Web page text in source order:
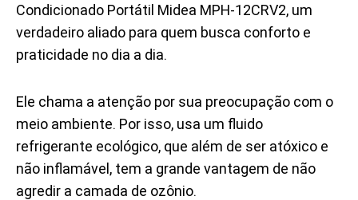
Condicionado Portátil Midea MPH-12CRV2, um
verdadeiro aliado para quem busca conforto e
praticidade no dia a dia.
Ele chama a atenção por sua preocupação com o
meio ambiente. Por isso, usa um fluido
refrigerante ecológico, que além de ser atóxico e
não inflamável, tem a grande vantagem de não
agredir a camada de ozônio.